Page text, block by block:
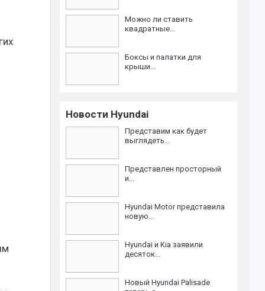
Можно ли ставить
квадратные...
Боксы и палатки для
крыши...
Новости Hyundai
Представим как будет
выглядеть...
Представлен просторный
и...
Hyundai Motor представила
новую...
Hyundai и Kia заявили
десяток...
Новый Hyundai Palisade